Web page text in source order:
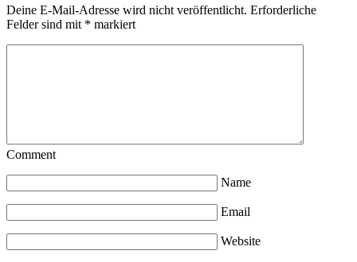
Deine E-Mail-Adresse wird nicht veröffentlicht. Erforderliche
Felder sind mit * markiert
Comment
Name
Email
Website